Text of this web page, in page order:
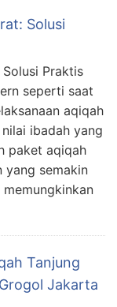
Solusi
Praktis
seperti saat
aqiqah
ibadah yang
paket aqiqah
yang semakin
Tanjung
Jakarta